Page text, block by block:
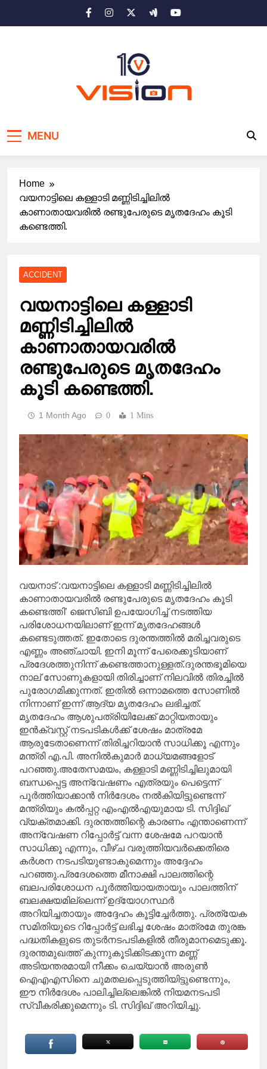
MENU
Home
വയനാട്ടിലെ കള്ളാടി മണ്ണിടിച്ചിലിൽ
കാണാതായവരിൽ രണ്ടുപേരുടെ മൃതദേഹം കൂടി
കണ്ടെത്തി.
ACCIDENT
വയനാട്ടിലെ കള്ളാടി
മണ്ണിടിച്ചിലിൽ
കാണാതായവരിൽ
രണ്ടുപേരുടെ മൃതദേഹം
കൂടി കണ്ടെത്തി.
1 Month Ago 0 1 Mins
വയനാട് :വയനാട്ടിലെ കള്ളാടി മണ്ണിടിച്ചിലിൽ
കാണാതായവരിൽ രണ്ടുപേരുടെ മൃതദേഹം കൂടി
കണ്ടെത്തി’ ജെസിബി ഉപയോഗിച്ച് നടത്തിയ
പരിശോധനയിലാണ് ഇന്ന് മൃതദേഹങ്ങൾ
കണ്ടെടുത്തത്. ഇതോടെ ദുരന്തത്തിൽ മരിച്ചവരുടെ
എണ്ണം അഞ്ചായി. ഇനി മൂന്ന് പേരെക്കൂടിയാണ്
പ്രദേശത്തുനിന്ന് കണ്ടെത്താനുള്ളത്.ദുരന്തഭൂമിയെ
നാല് സോണുകളായി തിരിച്ചാണ് നിലവിൽ തിരച്ചിൽ
പുരോഗമിക്കുന്നത്. ഇതിൽ ഒന്നാമത്തെ സോണിൽ
നിന്നാണ് ഇന്ന് ആദ്യ മൃതദേഹം ലഭിച്ചത്.
മൃതദേഹം ആശുപത്രിയിലേക്ക് മാറ്റിയതായും
ഇൻക്വസ്റ്റ് നടപടികൾക്ക് ശേഷം മാത്രമേ
ആരുടേതാണെന്ന് തിരിച്ചറിയാൻ സാധിക്കൂ എന്നും
മന്ത്രി എ.പി. അനിൽകുമാർ മാധ്യമങ്ങളോട്
പറഞ്ഞു.അതേസമയം, കള്ളാടി മണ്ണിടിച്ചിലുമായി
ബന്ധപ്പെട്ട അന്വേഷണം എത്രയും പെട്ടെന്ന്
പൂർത്തിയാക്കാൻ നിർദേശം നൽകിയിട്ടുണ്ടെന്ന്
മന്ത്രിയും കൽപ്പറ്റ എംഎൽഎയുമായ ടി. സിദ്ദിഖ്
വ്യക്തമാക്കി. ദുരന്തത്തിന്റെ കാരണം എന്താണെന്ന്
അന്വേഷണ റിപ്പോർട്ട് വന്ന ശേഷമേ പറയാൻ
സാധിക്കൂ എന്നും, വീഴ്ച വരുത്തിയവർക്കെതിരെ
കർശന നടപടിയുണ്ടാകുമെന്നും അദ്ദേഹം
പറഞ്ഞു.പ്രദേശത്തെ മീനാക്ഷി പാലത്തിന്റെ
ബലപരിശോധന പൂർത്തിയായതായും പാലത്തിന്
ബലക്ഷയമില്ലെന്ന് ഉദ്യോഗസ്ഥർ
അറിയിച്ചതായും അദ്ദേഹം കൂട്ടിച്ചേർത്തു. പ്രത്യേക
സമിതിയുടെ റിപ്പോർട്ട് ലഭിച്ച ശേഷം മാത്രമേ തുരങ്ക
പദ്ധതികളുടെ തുടർനടപടികളിൽ തീരുമാനമെടുക്കൂ.
ദുരന്തമുഖത്ത് കുന്നുകൂടിക്കിടക്കുന്ന മണ്ണ്
അടിയന്തരമായി നീക്കം ചെയ്യാൻ അരുൺ
ഐഎഎസിനെ ചുമതലപ്പെടുത്തിയിട്ടുണ്ടെന്നും,
ഈ നിർദേശം പാലിച്ചില്ലെങ്കിൽ നിയമനടപടി
സ്വീകരിക്കുമെന്നും ടി. സിദ്ദിഖ് അറിയിച്ചു.